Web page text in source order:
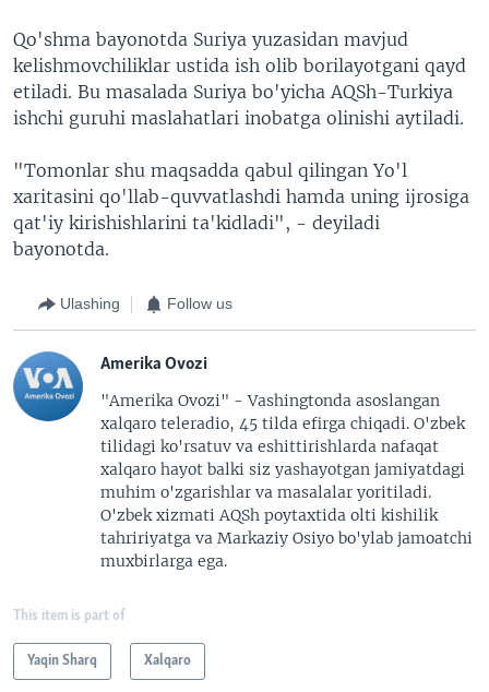
Qo'shma bayonotda Suriya yuzasidan mavjud
kelishmovchiliklar ustida ish olib borilayotgani qayd
etiladi. Bu masalada Suriya bo'yicha AQSh-Turkiya
ishchi guruhi maslahatlari inobatga olinishi aytiladi.
"Tomonlar shu maqsadda qabul qilingan Yo'l
xaritasini qo'llab-quvvatlashdi hamda uning ijrosiga
qat'iy kirishishlarini ta'kidladi", - deyiladi
bayonotda.
Ulashing Follow us
Amerika Ovozi
"Amerika Ovozi" - Vashingtonda asoslangan
xalqaro teleradio, 45 tilda efirga chiqadi. O'zbek
tilidagi ko'rsatuv va eshittirishlarda nafaqat
xalqaro hayot balki siz yashayotgan jamiyatdagi
muhim o'zgarishlar va masalalar yoritiladi.
O'zbek xizmati AQSh poytaxtida olti kishilik
tahririyatga va Markaziy Osiyo bo'ylab jamoatchi
muxbirlarga ega.
This item is part of
Yaqin Sharq Xalqaro